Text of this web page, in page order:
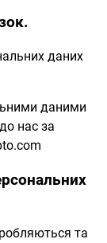
даних
даними
нас за
та